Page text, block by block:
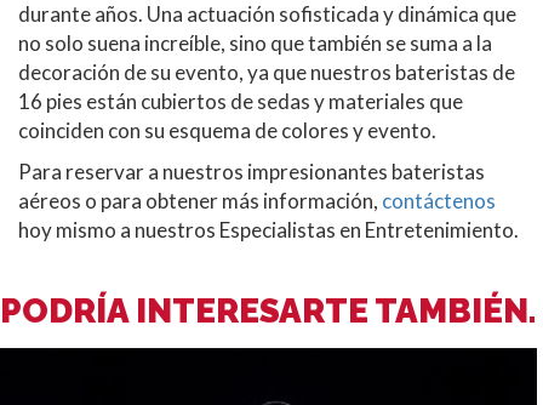
durante años. Una actuación sofisticada y dinámica que
no solo suena increíble, sino que también se suma a la
decoración de su evento, ya que nuestros bateristas de
16 pies están cubiertos de sedas y materiales que
coinciden con su esquema de colores y evento.
Para reservar a nuestros impresionantes bateristas
aéreos o para obtener más información, contáctenos
hoy mismo a nuestros Especialistas en Entretenimiento.
PODRÍA INTERESARTE TAMBIÉN.